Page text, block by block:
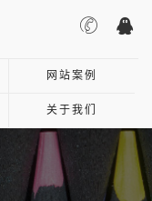
网站案例
关于我们